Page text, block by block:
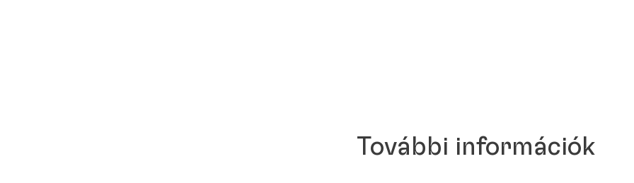
További információk